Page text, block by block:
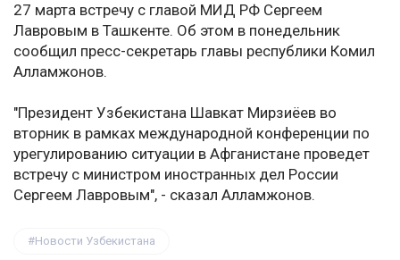
27 марта встречу с главой МИД РФ Сергеем
Лавровым в Ташкенте. Об этом в понедельник
сообщил пресс-секретарь главы республики Комил
Алламжонов.
"Президент Узбекистана Шавкат Мирзиёев во
вторник в рамках международной конференции по
урегулированию ситуации в Афганистане проведет
встречу с министром иностранных дел России
Сергеем Лавровым", - сказал Алламжонов.
Новости Узбекистана